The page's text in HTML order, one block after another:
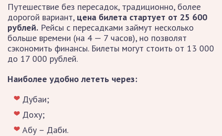
Путешествие без пересадок, традиционно, более
дорогой вариант, цена билета стартует от 25 600
рублей. Рейсы с пересадками займут несколько
больше времени (на 4 — 7 часов), но позволят
сэкономить финансы. Билеты могут стоить от 13 000
до 17 000 рублей.
Наиболее удобно лететь через:
Дубаи;
Доху;
Абу – Даби.